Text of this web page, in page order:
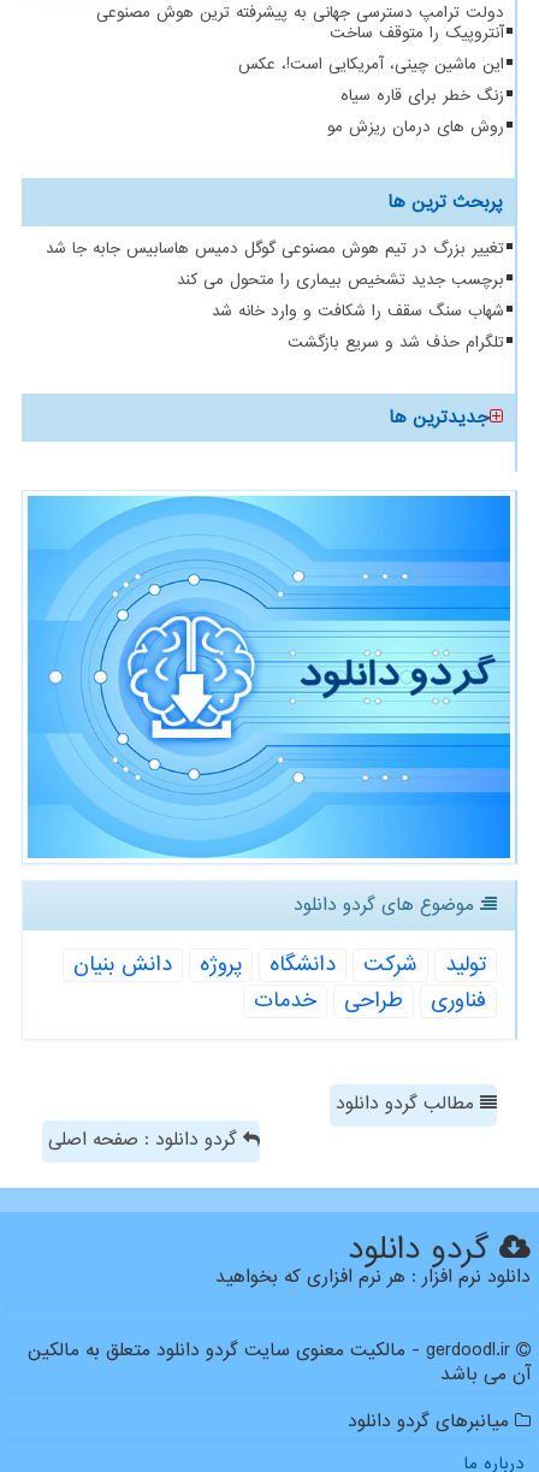
دولت ترامپ دسترسی جهانی به پیشرفته ترین هوش مصنوعی
آنتروپیک را متوقف ساخت
این ماشین چینی، آمریکایی است!، عکس
زنگ خطر برای قاره سیاه
روش های درمان ریزش مو
پربحث ترین ها
تغییر بزرگ در تیم هوش مصنوعی گوگل دمیس هاسابیس جابه جا شد
برچسب جدید تشخیص بیماری را متحول می کند
شهاب سنگ سقف را شکافت و وارد خانه شد
تلگرام حذف شد و سریع بازگشت
جدیدترین ها
موضوع های گردو دانلود
تولید شركت دانشگاه پروژه
دانش بنیان
فناوری
طراحی خدمات
مطالب گردو دانلود
گردو دانلود : صفحه اصلی
گردو دانلود
دانلود نرم افزار : هر نرم افزاری که بخواهید
gerdoodl.ir - مالکیت معنوی سایت گردو دانلود متعلق به مالکین
آن می باشد
میانبرهای گردو دانلود
درباره ما